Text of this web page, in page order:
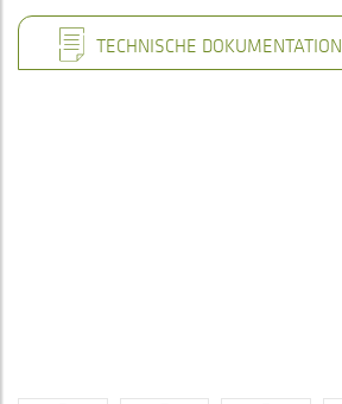
TECHNISCHE DOKUMENTATION